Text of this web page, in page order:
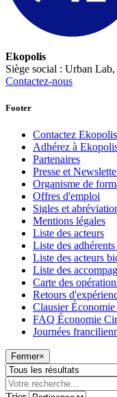
Ekopolis
Siège social : Urban
Contactez-nous
Footer
Contactez Ekopolis
Adhérez à
Partenaires
Presse et
Organisme de
Offres d'emploi
Sigles et
Mentions légales
Liste des acteurs
Liste des
Liste des acteurs
Liste des
Carte des
Retours
Clausier
FAQ Économie
Journées
Fermer×